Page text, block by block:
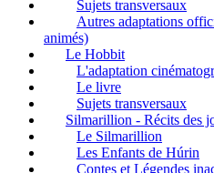
Sujets transversaux
Autres adaptations
animés)
Le Hobbit
L'adaptation
Le livre
Sujets transversaux
Silmarillion - Récits des
Le Silmarillion
Les Enfants de Húrin
Contes et Légendes